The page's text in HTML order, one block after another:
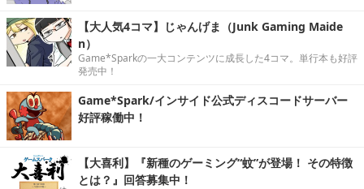
【大人気4コマ】じゃんげま（Junk Gaming Maide
n）
Game*Sparkの一大コンテンツに成長した4コマ。単行本も好評
発売中！
Game*Spark/インサイド公式ディスコードサーバー
好評稼働中！
【大喜利】『新種のゲーミング“蚊”が登場！ その特徴
とは？』回答募集中！